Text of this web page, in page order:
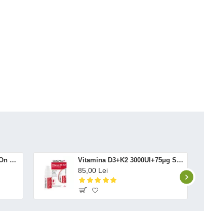
Altrient C (30 pliculete), LivOn Labs Vitamina D3+K2 3000UI+75μg Spray Oral (12 ml), BetterYou
85,00 Lei